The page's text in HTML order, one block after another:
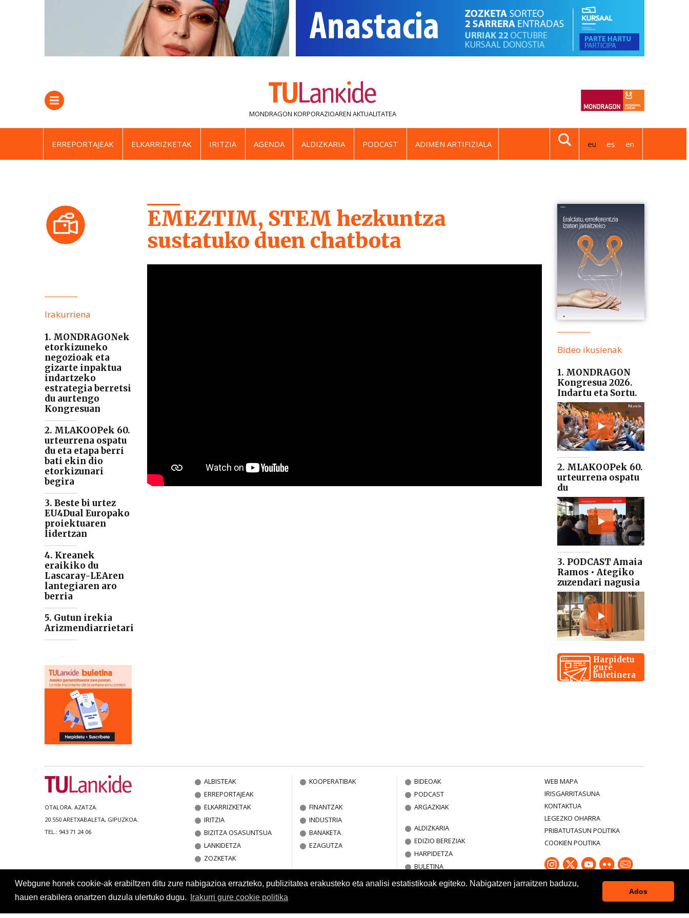
Webgune honek cookie-ak erabiltzen ditu zure nabigazioa errazteko, publizitatea erakusteko eta analisi estatistikoak egiteko. Nabigatzen jarraitzen baduzu,
hauen erabilera onartzen duzula ulertuko dugu.
Irakurri gure cookie politika
Ados
MONDRAGON KORPORAZIOAREN AKTUALITATEA
ERREPORTAJEAK ELKARRIZKETAK IRITZIA AGENDA ALDIZKARIA PODCAST ADIMEN ARTIFIZIALA eu es en
Irakurriena
1. MONDRAGONek
etorkizuneko
negozioak eta
gizarte inpaktua
indartzeko
estrategia berretsi
du aurtengo
Kongresuan
2. MLAKOOPek 60.
urteurrena ospatu
du eta etapa berri
bati ekin dio
etorkizunari
begira
3. Beste bi urtez
EU4Dual Europako
proiektuaren
lidertzan
4. Kreanek
eraikiko du
Lascaray-LEAren
lantegiaren aro
berria
5. Gutun irekia
Arizmendiarrietari
EMEZTIM, STEM hezkuntza
sustatuko duen chatbota
Bideo ikusienak
1. MONDRAGON
Kongresua 2026.
Indartu eta Sortu.
2. MLAKOOPek 60.
urteurrena ospatu
du
3. PODCAST Amaia
Ramos • Ategiko
zuzendari nagusia
Harpidetu
gure
buletinera
OTALORA. AZATZA.
20.550 ARETXABALETA, GIPUZKOA.
TEL.: 943 71 24 06
ALBISTEAK
ERREPORTAJEAK
ELKARRIZKETAK
IRITZIA
BIZITZA OSASUNTSUA
LANKIDETZA
ZOZKETAK
KOOPERATIBAK
FINANTZAK
INDUSTRIA
BANAKETA
EZAGUTZA
BIDEOAK
PODCAST
ARGAZKIAK
ALDIZKARIA
EDIZIO BEREZIAK
HARPIDETZA
BULETINA
WEB MAPA
IRISGARRITASUNA
KONTAKTUA
LEGEZKO OHARRA
PRIBATUTASUN POLITIKA
COOKIEN POLITIKA